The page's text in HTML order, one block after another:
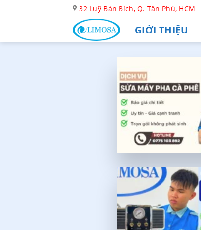
32 Luỹ Bán Bích, Q. Tân Phú, HCM
GIỚI THIỆU